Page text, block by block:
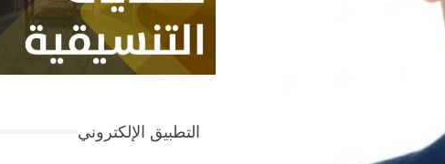
التطبيق الإلكتروني